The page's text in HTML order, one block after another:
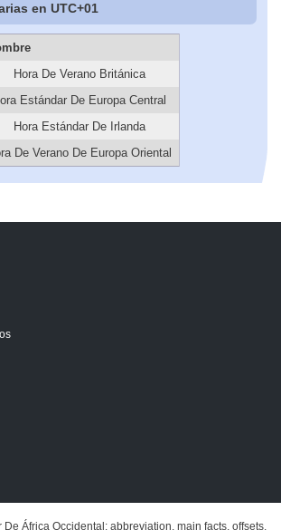
en UTC+01
Hora De Verano Británica
Estándar De Europa Central
Hora Estándar De Irlanda
De Verano De Europa Oriental
África Occidental: abbreviation, main facts, offsets,